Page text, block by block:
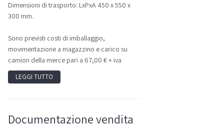
Dimensioni di trasporto: LxPxA 450 x 550 x
300 mm.
Sono previsti costi di imballaggio,
movimentazione a magazzino e carico su
camion della merce pari a 67,00 € + iva
LEGGI TUTTO
Documentazione vendita